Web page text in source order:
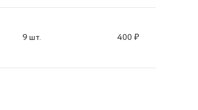
9 шт. 400₽